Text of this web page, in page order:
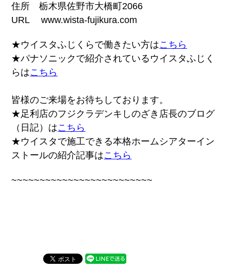
住所 栃木県佐野市大橋町2066
URL www.wista-fujikura.com
★ウイスタふじくらで働きたい方はこちら
★パナソニックで紹介されているウイスタふじく
らはこちら
皆様のご来場をお待ちしております。
★足利店のフジクラデンキしのざき店長のブログ
（日記）はこちら
★ウイスタで施工できる本格ホームシアターイン
ストールの紹介記事はこちら
~~~~~~~~~~~~~~~~~~~~~~~~~